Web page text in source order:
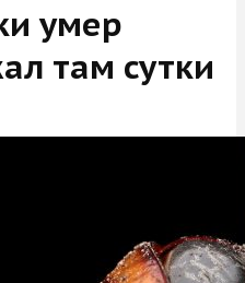
умер
там сутки